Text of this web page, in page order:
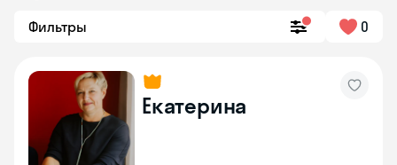
Фильтры 0
Екатерина